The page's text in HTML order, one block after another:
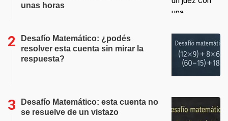
unas horas
Desafío Matemático: ¿podés
resolver esta cuenta sin mirar la
respuesta?
Desafío Matemático: esta cuenta no
se resuelve de un vistazo